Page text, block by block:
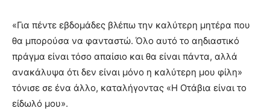
«Για πέντε εβδομάδες βλέπω την καλύτερη μητέρα που
θα μπορούσα να φανταστώ. Όλο αυτό το αηδιαστικό
πράγμα είναι τόσο απαίσιο και θα είναι πάντα, αλλά
ανακάλυψα ότι δεν είναι μόνο η καλύτερη μου φίλη»
τόνισε σε ένα άλλο, καταλήγοντας «Η Οτάβια είναι το
είδωλό μου».